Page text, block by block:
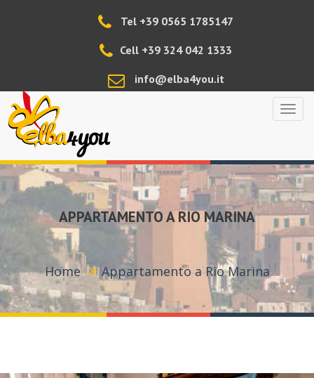
Tel +39 0565 1785147
Cell +39 324 042 1333
info@elba4you.it
APPARTAMENTO A RIO MARINA
Home Appartamento a Rio Marina